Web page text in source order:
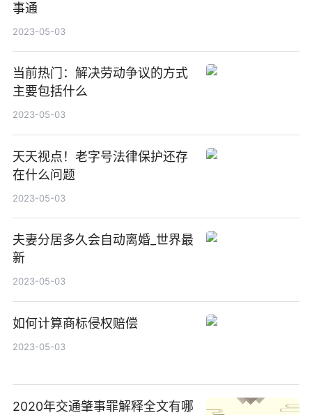
事通
2023-05-03
当前热门：解决劳动争议的方式
主要包括什么
2023-05-03
天天视点！老字号法律保护还存
在什么问题
2023-05-03
夫妻分居多久会自动离婚_世界最
新
2023-05-03
如何计算商标侵权赔偿
2023-05-03
2020年交通肇事罪解释全文有哪